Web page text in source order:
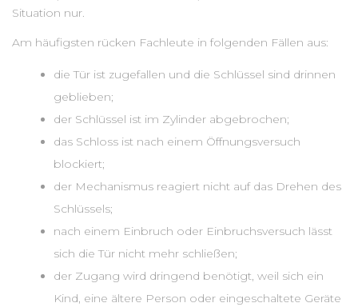
Situation nur.
Am häufigsten rücken Fachleute in folgenden Fällen aus:
die Tür ist zugefallen und die Schlüssel sind drinnen
geblieben;
der Schlüssel ist im Zylinder abgebrochen;
das Schloss ist nach einem Öffnungsversuch
blockiert;
der Mechanismus reagiert nicht auf das Drehen des
Schlüssels;
nach einem Einbruch oder Einbruchsversuch lässt
sich die Tür nicht mehr schließen;
der Zugang wird dringend benötigt, weil sich ein
Kind, eine ältere Person oder eingeschaltete Geräte